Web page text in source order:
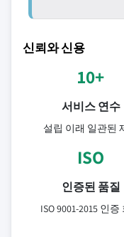
신뢰와 신용
10+
서비스 연수
설립 이래 일관된
ISO
인증된 품질
ISO 9001-2015 인증